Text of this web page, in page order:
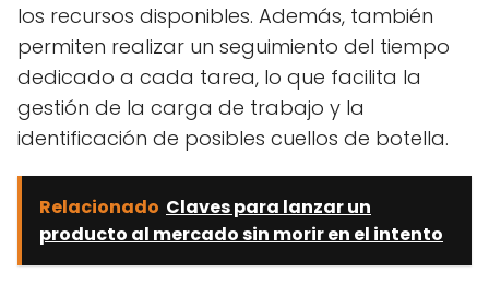
los recursos disponibles. Además, también
permiten realizar un seguimiento del tiempo
dedicado a cada tarea, lo que facilita la
gestión de la carga de trabajo y la
identificación de posibles cuellos de botella.
Relacionado Claves para lanzar un
producto al mercado sin morir en el intento